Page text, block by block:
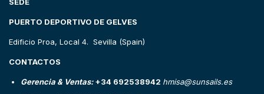
SEDE
PUERTO DEPORTIVO DE GELVES
Edificio Proa, Local 4. Sevilla (Spain)
CONTACTOS
Gerencia & Ventas:+34 692538942 hmisa@sunsails.es